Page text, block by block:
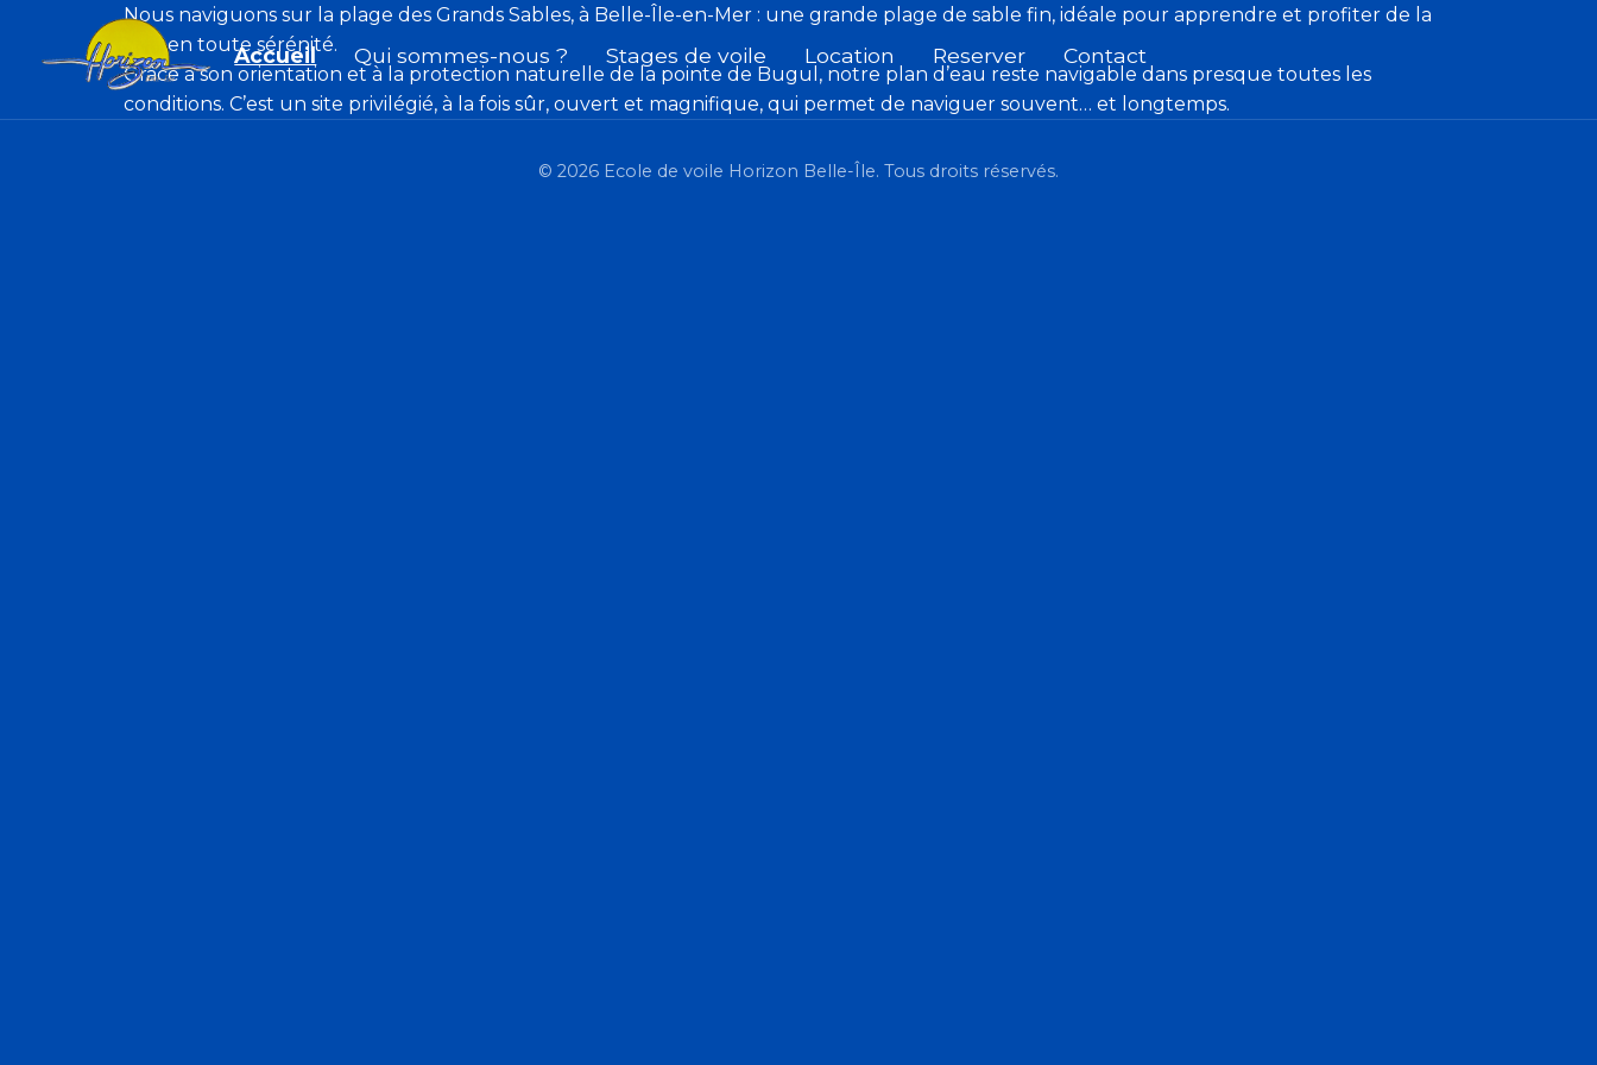
Accueil Qui sommes-nous ? Stages de voile Location Reserver Contact
Nous naviguons sur la plage des Grands Sables, à Belle-Île-en-Mer : une grande plage de sable fin, idéale pour apprendre et profiter de la
mer en toute sérénité.
Grâce à son orientation et à la protection naturelle de la pointe de Bugul, notre plan d’eau reste navigable dans presque toutes les
conditions. C’est un site privilégié, à la fois sûr, ouvert et magnifique, qui permet de naviguer souvent… et longtemps.
© 2026 Ecole de voile Horizon Belle-Île. Tous droits réservés.